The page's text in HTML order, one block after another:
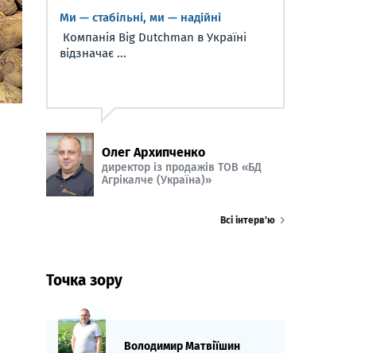
Ми — стабільні, ми — надійні
Компанія Big Dutchman в Україні
відзначає ...
Олег Архипченко
директор із продажів ТОВ «БД
Агрікалче (Україна)»
Всі інтерв’ю
Точка зору
Володимир Матвіїшин